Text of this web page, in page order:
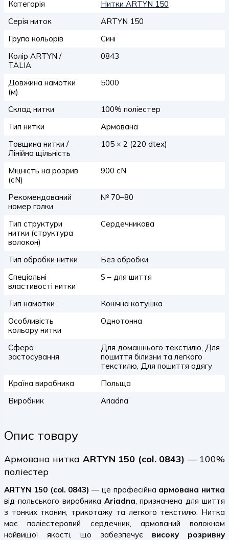
Категорія
Нитки ARTYN 150
Серія ниток
ARTYN 150
Група кольорів
Сині
Колір ARTYN /
TALIA
0843
Довжина намотки
(м)
5000
Склад нитки
100% поліестер
Тип нитки
Армована
Товщина нитки /
Лінійна щільність
105 × 2 (220 dtex)
Міцність на розрив
(сN)
900 сN
Рекомендований
номер голки
№ 70–80
Тип структури
нитки (структура
волокон)
Сердечникова
Тип обробки нитки
Без обробки
Спеціальні
властивості нитки
S – для шиття
Тип намотки
Конічна котушка
Особливість
кольору нитки
Однотонна
Сфера
застосування
Для домашнього текстилю, Для
пошиття білизни та легкого
текстилю, Для пошиття одягу
Країна виробника
Польща
Виробник
Ariadna
Опис товару
Армована нитка ARTYN 150 (col. 0843) — 100%
поліестер
ARTYN 150 (col. 0843) — це професійна армована нитка
від польського виробника Ariadna, призначена для шиття
з тонких тканин, трикотажу та легкого текстилю. Нитка
має поліестеровий сердечник, армований волокном
найвищої якості, що забезпечує високу розривну